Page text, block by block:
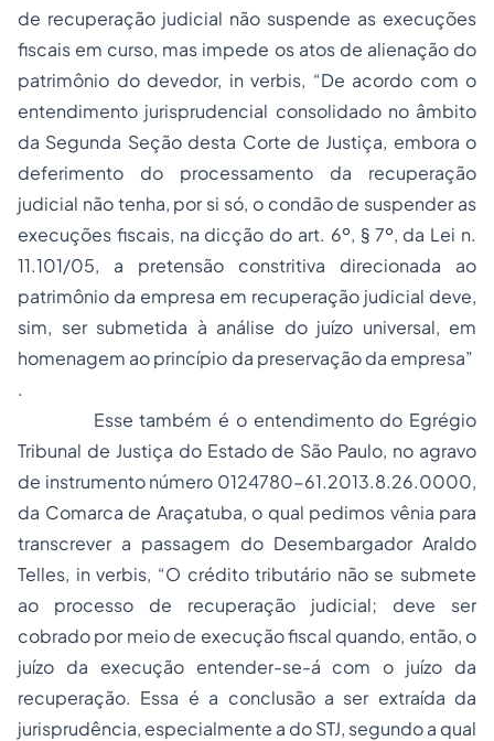
de recuperação judicial não suspende as execuções
fiscais em curso, mas impede os atos de alienação do
patrimônio do devedor, in verbis, “De acordo com o
entendimento jurisprudencial consolidado no âmbito
da Segunda Seção desta Corte de Justiça, embora o
deferimento do processamento da recuperação
judicial não tenha, por si só, o condão de suspender as
execuções fiscais, na dicção do art. 6º, § 7º, da Lei n.
11.101/05, a pretensão constritiva direcionada ao
patrimônio da empresa em recuperação judicial deve,
sim, ser submetida à análise do juízo universal, em
homenagem ao princípio da preservação da empresa”
.
Esse também é o entendimento do Egrégio
Tribunal de Justiça do Estado de São Paulo, no agravo
de instrumento número 0124780-61.2013.8.26.0000,
da Comarca de Araçatuba, o qual pedimos vênia para
transcrever a passagem do Desembargador Araldo
Telles, in verbis, “O crédito tributário não se submete
ao processo de recuperação judicial; deve ser
cobrado por meio de execução fiscal quando, então, o
juízo da execução entender-se-á com o juízo da
recuperação. Essa é a conclusão a ser extraída da
jurisprudência, especialmente a do STJ, segundo a qual